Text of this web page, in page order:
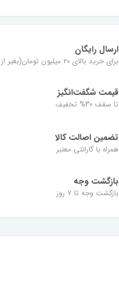
ارسال رایگان
برای خرید بالای ۲۰ میلیون تومان(بغیر از آکواریوم)
قیمت شگفت‌انگیز
تا سقف 30% تخفیف
تضمین اصالت کالا
همراه با گارانتی معتبر
بازگشت وجه
بازگشت وجه تا ۷ روز